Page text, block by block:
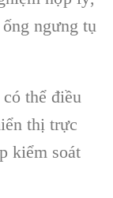
ống ngưng tụ
có thể điều
thị trực
kiểm soát